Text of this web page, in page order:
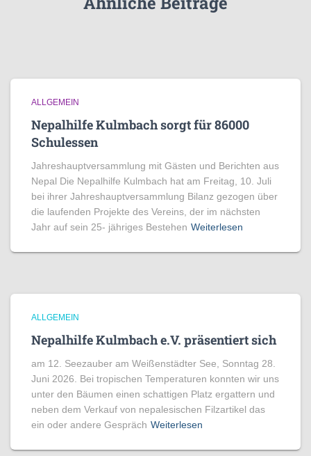
ALLGEMEIN
Nepalhilfe Kulmbach sorgt für 86000
Schulessen
Jahreshauptversammlung mit Gästen und Berichten aus
Nepal Die Nepalhilfe Kulmbach hat am Freitag, 10. Juli
bei ihrer Jahreshauptversammlung Bilanz gezogen über
die laufenden Projekte des Vereins, der im nächsten
Jahr auf sein 25- jähriges Bestehen Weiterlesen
ALLGEMEIN
Nepalhilfe Kulmbach e.V. präsentiert sich
am 12. Seezauber am Weißenstädter See, Sonntag 28.
Juni 2026. Bei tropischen Temperaturen konnten wir uns
unter den Bäumen einen schattigen Platz ergattern und
neben dem Verkauf von nepalesischen Filzartikel das
ein oder andere Gespräch Weiterlesen